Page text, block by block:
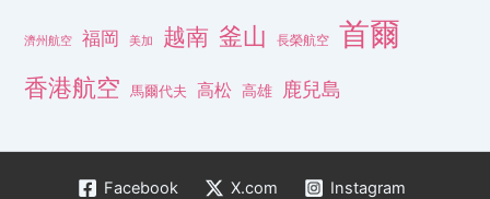
濟州航空 福岡 美加 越南 釜山 長榮航空 首爾
香港航空 馬爾代夫 高松 高雄 鹿兒島
Facebook X.com Instagram